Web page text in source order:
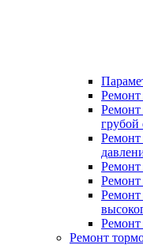
грубой
Ремонт
Ремонт
Ремонт
Ремонт
Ремонт
Ремонт